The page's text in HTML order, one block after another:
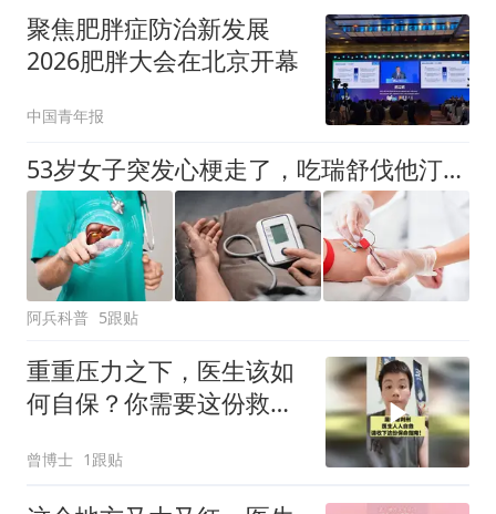
聚焦肥胖症防治新发展
2026肥胖大会在北京开幕
中国青年报
53岁女子突发心梗走了，吃瑞舒伐他汀降脂，没注意这几点
阿兵科普 5跟贴
重重压力之下，医生该如
何自保？你需要这份救命
曾博士 1跟贴